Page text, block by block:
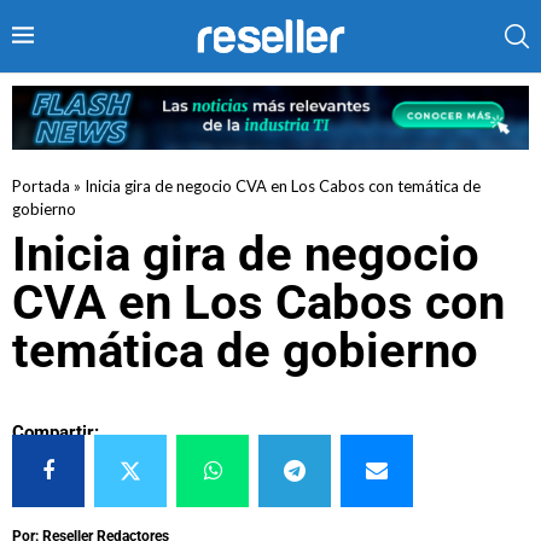
Portada » Inicia gira de negocio CVA en Los Cabos con temática de
gobierno
Inicia gira de negocio
CVA en Los Cabos con
temática de gobierno
Compartir:
Por: Reseller Redactores